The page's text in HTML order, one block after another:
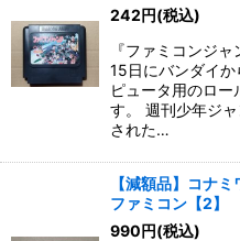
242円(税込)
『ファミコンジ
15日にバンダイ
ピュータ用のロー
す。 週刊少年ジ
された…
【減額品】コナ
ファミコン【2】
990円(税込)